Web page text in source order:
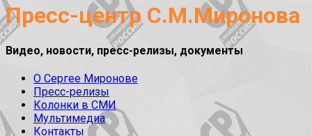
Пресс-центр С.М.Миронова
Видео, новости, пресс-релизы, документы
О Сергее Миронове
Пресс-релизы
Колонки в СМИ
Мультимедиа
Контакты